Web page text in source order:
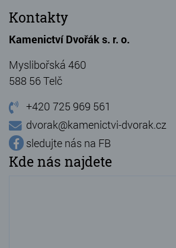
Kontakty
Kamenictví Dvořák s. r. o.
Myslibořská 460
588 56 Telč
+420 725 969 561
dvorak@kamenictvi-dvorak.cz
sledujte nás na FB
Kde nás najdete